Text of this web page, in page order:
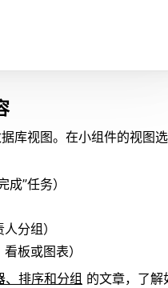
库视图。在小组件的视图
”任务）
分组）
看板或图表）
、排序和分组 的文章，了解